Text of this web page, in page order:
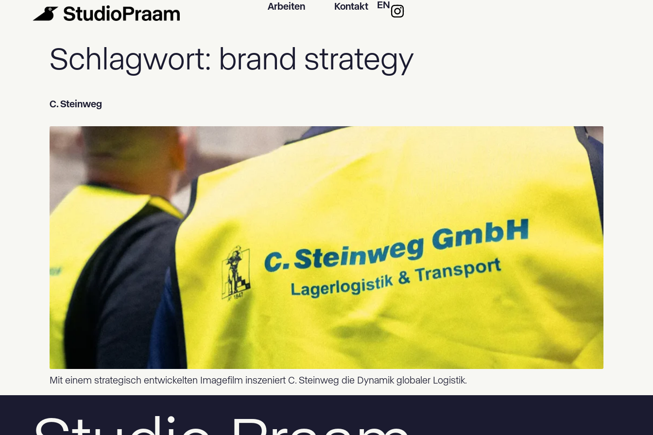
Arbeiten Kontakt EN
Schlagwort: brand strategy
C. Steinweg
Mit einem strategisch entwickelten Imagefilm inszeniert C. Steinweg die Dynamik globaler Logistik.